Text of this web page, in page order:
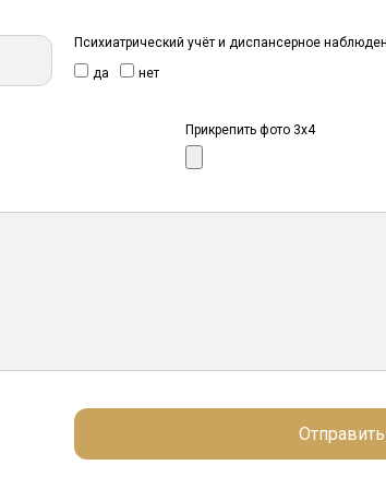
Психиатрический учёт и диспансерное
да нет
Прикрепить фото 3x4
Отправить